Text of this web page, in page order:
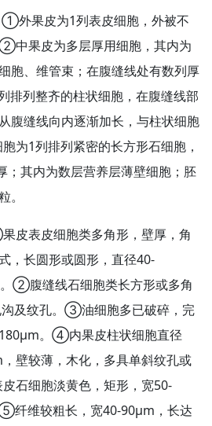
①外果皮为1列表皮细胞，外被不
中果皮为多层厚用细胞，其内为
胞、维管束；在腹缝线处有数列厚
列整齐的柱状细胞，在腹缝线部
腹缝线向内逐渐加长，与柱状细胞
为1列排列紧密的长方形石细胞，
；其内为数层营养层薄壁细胞；胚
。
皮表皮细胞类多角形，壁厚，角
，长圆形或圆形，直径40-
②腹缝线石细胞类长方形或多角
及纹孔。③油细胞多已破碎，完
。④内果皮柱状细胞直径
壁较薄，木化，多具单斜纹孔或
石细胞淡黄色，矩形，宽50-
纤维较粗长，宽40-90μm，长达